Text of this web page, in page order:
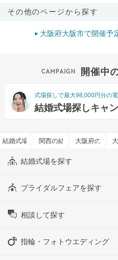
その他のページから探す
大阪府大阪市で開催予
開催中
式場探しで最大98,000円分の
結婚式場探しキャ
結婚式場を探すならハナユメ
関西の結婚式場大阪府の結婚
結婚式場を探す
ブライダルフェアを探す
相談して探す
指輪・フォトウエディング